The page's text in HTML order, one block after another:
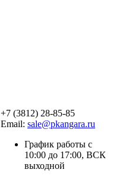
+7 (3812) 28-85-85
Email: sale@pkangara.ru
График работы с
10:00 до 17:00, ВСК
выходной